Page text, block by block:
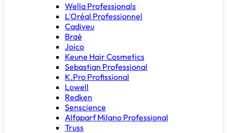
Wella Professionals
L'Oréal Professionnel
Cadiveu
Braé
Joico
Keune Hair Cosmetics
Sebastian Professional
K.Pro Profissional
Lowell
Redken
Senscience
Alfaparf Milano Professional
Truss